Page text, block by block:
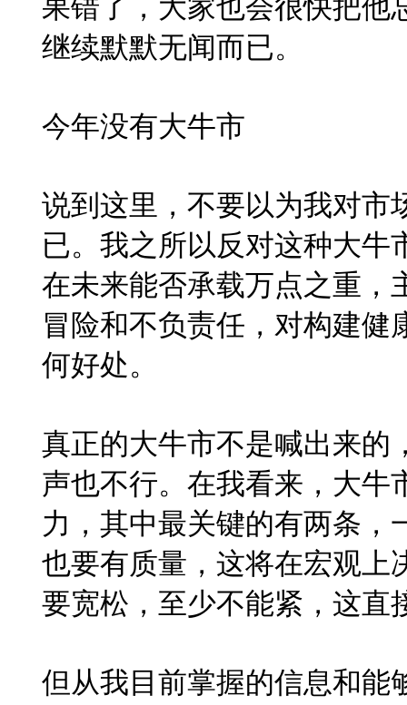
果错了，大家也会很快把他
继续默默无闻而已。
今年没有大牛市
说到这里，不要以为我对市
已。我之所以反对这种大牛
在未来能否承载万点之重，
冒险和不负责任，对构建
何好处。
真正的大牛市不是喊出来的
声也不行。在我看来，大牛
力，其中最关键的有两条，
也要有质量，这将在宏观上
要宽松，至少不能紧，这直
但从我目前掌握的信息和能